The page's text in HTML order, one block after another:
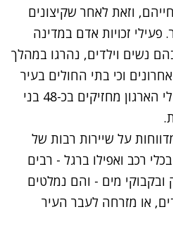
וזאת לאחר שקיצונים
זכויות אדם במדינה
נשים וילדים, נהרגו במהלך
וכי בתי החולים בעיר
מלאים עד אפס מקום. פעילי הארגון מחזיקים בכ-48 בני
על שיירות רבות של
רכב ואפילו ברגל - רבים
מים - והם נמלטים
או מזרחה לעבר העיר